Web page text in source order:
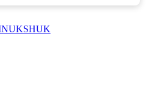
INUKSHUK